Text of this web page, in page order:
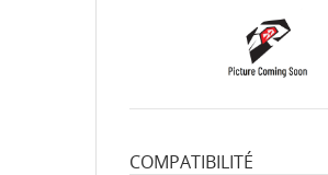
COMPATIBILITÉ